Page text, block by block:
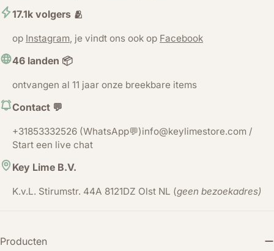
17.1k volgers 🫂
op Instagram, je vindt ons ook op Facebook
46 landen 📦
ontvangen al 11 jaar onze breekbare items
Contact 💬
+31853332526 (WhatsApp💬)info@keylimestore.com /
Start een live chat
Key Lime B.V.
K.v.L. Stirumstr. 44A 8121DZ Olst NL (geen bezoekadres)
Producten